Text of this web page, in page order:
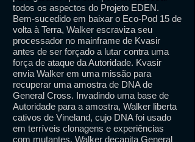
todos os aspectos do Projeto EDEN.
Bem-sucedido em baixar o Eco-Pod 15 de
volta à Terra, Walker escraviza seu
processador no mainframe de Kvasir
antes de ser forçado a lutar contra uma
força de ataque da Autoridade. Kvasir
envia Walker em uma missão para
recuperar uma amostra de DNA de
General Cross. Invadindo uma base de
Autoridade para a amostra, Walker liberta
cativos de Vineland, cujo DNA foi usado
em terríveis clonagens e experiências
com mutantes. Walker decapita General